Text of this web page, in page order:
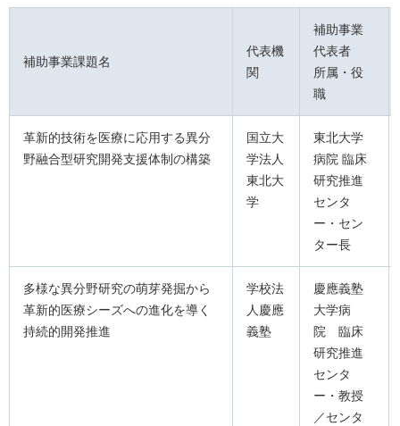
補助事業課題名
代表機
関
補助事業
代表者
所属・役
職
革新的技術を医療に応用する異分
野融合型研究開発支援体制の構築
国立大
学法人
東北大
学
東北大学
病院 臨床
研究推進
センタ
ー・セン
ター長
多様な異分野研究の萌芽発掘から
革新的医療シーズへの進化を導く
持続的開発推進
学校法
人慶應
義塾
慶應義塾
大学病
院 臨床
研究推進
センタ
ー・教授
／センタ